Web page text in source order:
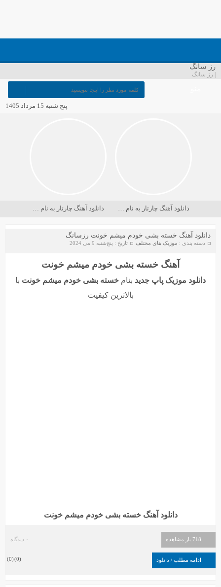
رز سانگ
| رز سانگ
پنج شنبه 15 مرداد 1405
دانلود آهنگ چارتار به نام در حسرت ماه دانلود آهنگ چارتار به نام دریا کجاست
دانلود آهنگ خسته بشی خودم میشم خونت رزسانگ
دسته بندی : موزیک های مختلف تاریخ : پنج‌شنبه 9 می 2024
آهنگ خسته بشی خودم میشم خونت
دانلود موزیک پاپ جدید بنام خسته بشی خودم میشم خونت با
بالاترین کیفیت
دانلود آهنگ خسته بشی خودم میشم خونت
718 بار مشاهده ۰ دیدگاه
ادامه مطلب / دانلود (
0
)
(
0
)